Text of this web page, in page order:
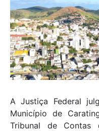
A Justiça Federal
Município de
Tribunal de